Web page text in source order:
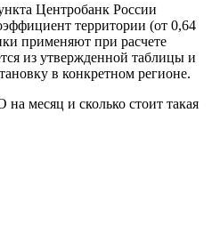
Центробанк России
территории (от 0,64
применяют при расчете
из утвержденной таблицы и
в конкретном регионе.
месяц и сколько стоит такая